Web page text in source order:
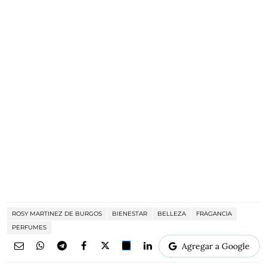
ROSY MARTINEZ DE BURGOS BIENESTAR BELLEZA
FRAGANCIA
PERFUMES
Agregar a Google